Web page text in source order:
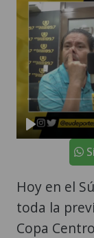
Hoy en el
toda la
Copa